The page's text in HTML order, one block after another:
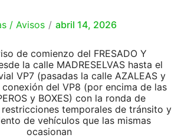
/ Avisos / abril 14, 2026
de comienzo del FRESADO Y
la calle MADRESELVAS hasta el
VP7 (pasadas la calle AZALEAS y
conexión del VP8 (por encima de las
y BOXES) con la ronda de
temporales de tránsito y
de vehículos que las mismas
ocasionan